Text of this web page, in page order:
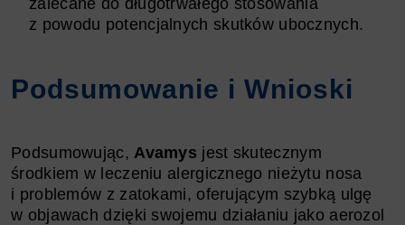
z powodu potencjalnych skutków ubocznych.
Podsumowanie i Wnioski
Podsumowując, Avamys jest skutecznym
środkiem w leczeniu alergicznego nieżytu nosa
i problemów z zatokami, oferującym szybką ulgę
w objawach dzięki swojemu działaniu jako aerozol